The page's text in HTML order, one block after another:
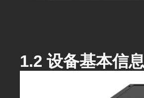
1.2 设备基本信